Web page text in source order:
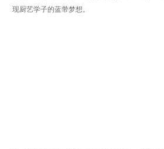
现厨艺学子的蓝带梦想。